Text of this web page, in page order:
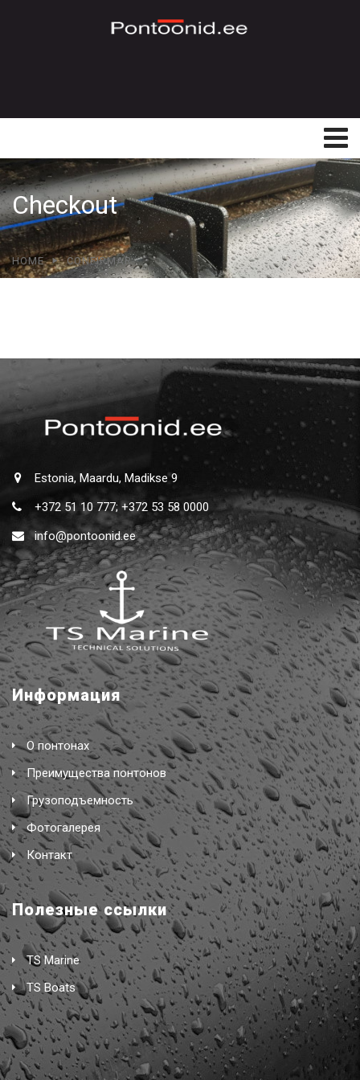
Checkout
HOME CONFIRMAR
Estonia, Maardu, Madikse 9
+372 51 10 777; +372 53 58 0000
info@pontoonid.ee
Информация
О понтонах
Преимущества понтонов
Грузоподъемность
Фотогалерея
Контакт
Полезные ссылки
TS Marine
TS Boats